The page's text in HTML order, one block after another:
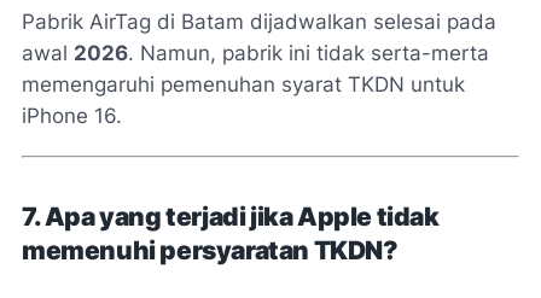
Pabrik AirTag di Batam dijadwalkan selesai pada
awal 2026. Namun, pabrik ini tidak serta-merta
memengaruhi pemenuhan syarat TKDN untuk
iPhone 16.
7. Apa yang terjadi jika Apple tidak
memenuhi persyaratan TKDN?